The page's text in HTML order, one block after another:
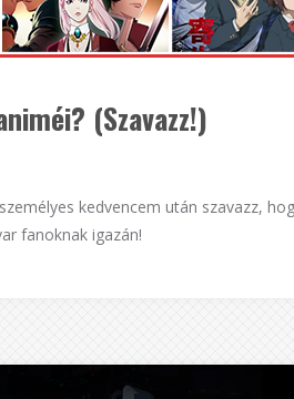
(Szavazz!)
kedvencem után szavazz,
fanoknak igazán!